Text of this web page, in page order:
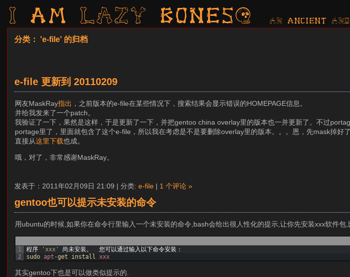
I am LAZY bones? AN ancient
分类： 'e-file' 的归档
e-file 更新到 20110209
网友MaskRay指出 ，之前版本的e-file在某些情况下，搜索结果会显示错误的HOMEPAGE信息。
并给我发来了一个patch。
我验证了一下，果然是这样，于是更新了一下，并把gentoo china overlay里的版本也一并更新了。不过
portage里了，里面就包含了这个e-file，所以我在考虑是不是要删除overlay里的版本。。。恩，先mask掉好
直接从这里下载也成。
哦，对了，非常感谢MaskRay。
发表于：2011年02月09日 21:09 | 分类: e-file | 1 个评论 »
gentoo也可以提示未安装的命令
用ubuntu的时候,如果你在命令行里输入一个未安装的命令,bash会给出很人性化的提示,让你先安装xxx软件包,
1
2
程序 'xxx' 尚未安装。
您可以通过输入以下命令安装：
sudo apt -get install xxx
其实gentoo下也是可以做类似提示的.